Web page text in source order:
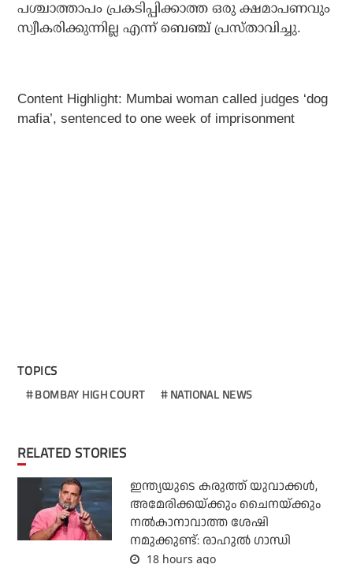
പശ്ചാത്താപം പ്രകടിപ്പിക്കാത്ത ഒരു ക്ഷമാപണവും
സ്വീകരിക്കുന്നില്ല എന്ന് ബെഞ്ച് പ്രസ്താവിച്ചു.
Content Highlight: Mumbai woman called judges ‘dog
mafia’, sentenced to one week of imprisonment
TOPICS
BOMBAY HIGH COURT NATIONAL NEWS
RELATED STORIES
ഇന്ത്യയുടെ കരുത്ത് യുവാക്കള്‍,
അമേരിക്കയ്ക്കും ചൈനയ്ക്കും
നല്‍കാനാവാത്ത ശേഷി
നമുക്കുണ്ട്: രാഹുല്‍ ഗാന്ധി
18 hours ago